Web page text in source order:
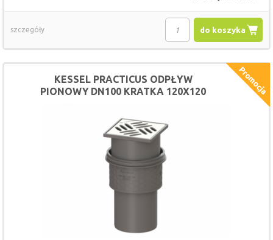
do koszyka
szczegóły
KESSEL PRACTICUS ODPŁYW
PIONOWY DN100 KRATKA 120X120